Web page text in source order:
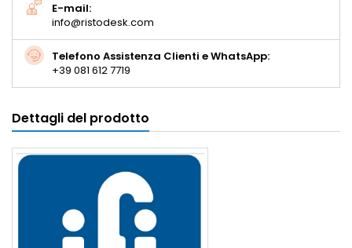
E-mail:
info@ristodesk.com
Telefono Assistenza Clienti e WhatsApp:
+39 081 612 7719
Dettagli del prodotto